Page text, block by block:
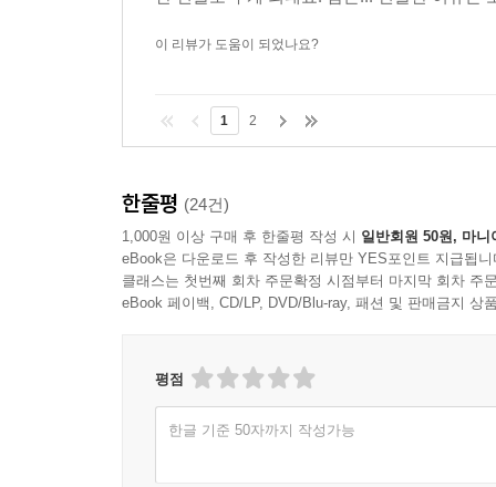
: 제일 좋아하는 시를 한 편 고르기는 어렵지만
슬픔, 비참함 등으로 정말 고루고루 아픈 시예요.
: 산문집 사진을 찍어준 송주현, 시집 그림을 그
Q. 앞으로의 계획을 말씀해주세요.
: 앞으로의 계획은 당장의 마감을 성실히 소화하
후에 시 청탁보다 산문 청탁이 많아서 마감이 많
"누군가 문을 두드리다 간 밤에는 다시 잠들지 못
형식이 되었다. 두들기는 소리, 소리는 혈관을
전부 목격하는 수밖에 없었다. 섬은 기다리다 지
이 리뷰가 도움이 되었나요?
1 2
한줄평 (24건)
1,000원 이상 구매 후 한줄평 작성 시 일반회원 50원, 마니
eBook은 다운로드 후 작성한 리뷰만 YES포인트 지급됩니
클래스는 첫번째 회차 주문확정 시점부터 마지막 회차 주
eBook 페이백, CD/LP, DVD/Blu-ray, 패션 및 판매금지 상
평점
한글 기준 50자까지 작성가능